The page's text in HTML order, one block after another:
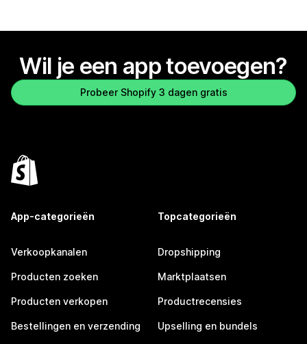
Wil je een app toevoegen?
Probeer Shopify 3 dagen gratis
App-categorieën
Verkoopkanalen
Producten zoeken
Producten verkopen
Bestellingen en verzending
Topcategorieën
Dropshipping
Marktplaatsen
Productrecensies
Upselling en bundels